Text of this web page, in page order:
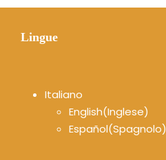
Lingue
Italiano
English(Inglese)
Español(Spagnolo)